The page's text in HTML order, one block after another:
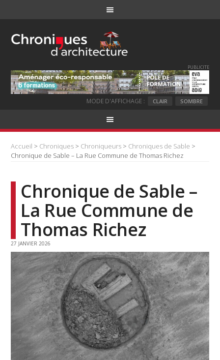
PUBLICITE
MODE D'AFFICHAGE : CLAIR SOMBRE
Accueil > Chroniques > Chroniqueurs > Chroniques de Sable >
Chronique de Sable – La Rue Commune de Thomas Richez
Chronique de Sable –
La Rue Commune de
Thomas Richez
27 JANVIER 2026